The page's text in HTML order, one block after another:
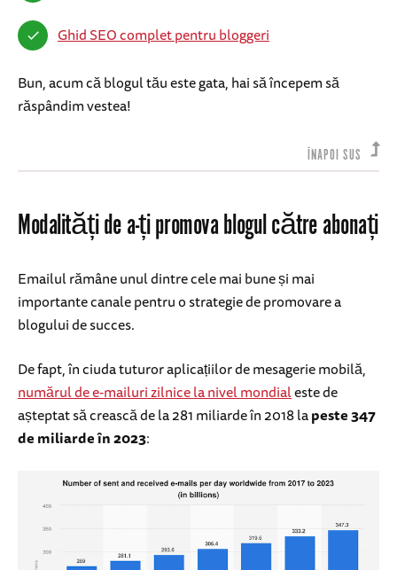
Ghid SEO complet pentru bloggeri
Bun, acum că blogul tău este gata, hai să începem să
răspândim vestea!
ÎNAPOI SUS
Modalități de a-ți promova blogul către abonați
Emailul rămâne unul dintre cele mai bune și mai
importante canale pentru o strategie de promovare a
blogului de succes.
De fapt, în ciuda tuturor aplicațiilor de mesagerie mobilă,
numărul de e-mailuri zilnice la nivel mondialeste de
așteptat să crească de la 281 miliarde în 2018 lapeste 347
de miliarde în 2023: